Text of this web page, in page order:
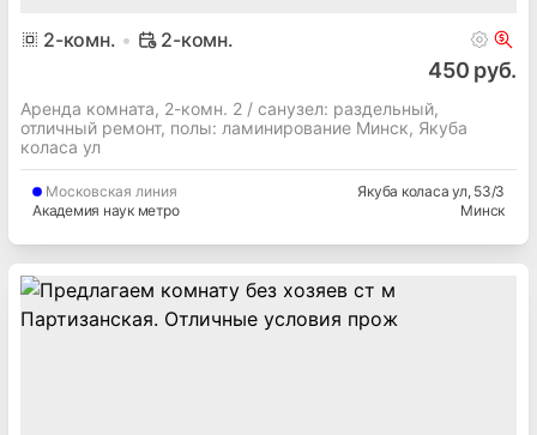
2-комн. 2-комн.
450 руб.
Аренда комната, 2-комн. 2 / cанузел: раздельный,
отличный ремонт, полы: ламинирование Минск, Якуба
коласа ул
Московская линия
Академия наук метро
Якуба коласа ул, 53/3
Минск